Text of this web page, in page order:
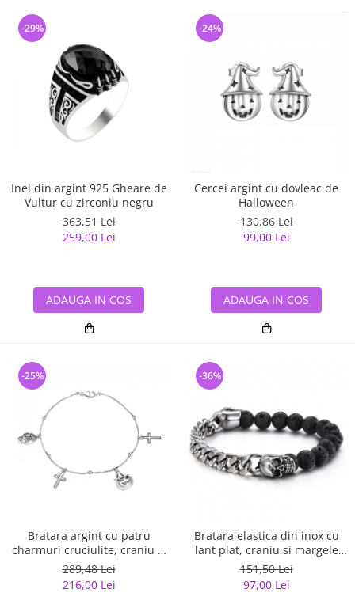
Inel din argint 925 Gheare de
Vultur cu zirconiu negru
363,51 Lei
259,00 Lei
-29%
ADAUGA IN COS
Cercei argint cu dovleac de
Halloween
130,86 Lei
99,00 Lei
-24%
ADAUGA IN COS
Bratara argint cu patru
charmuri cruciulite, craniu si
dovleac Halloween
289,48 Lei
216,00 Lei
-25%
Bratara elastica din inox cu
lant plat, craniu si margele
lava
151,50 Lei
97,00 Lei
-36%